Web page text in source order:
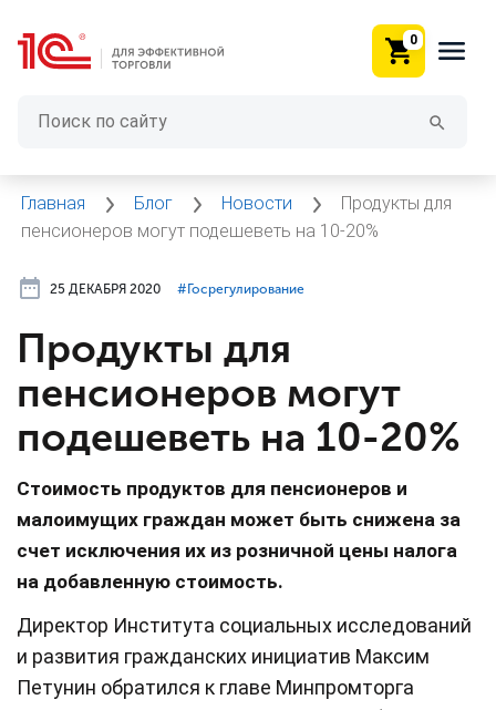
0
Главная Блог Новости
Продукты для
пенсионеров могут подешеветь на 10-20%
25 ДЕКАБРЯ 2020 #⁣Госрегулирование
Продукты для
пенсионеров могут
подешеветь на 10-20%
Стоимость продуктов для пенсионеров и
малоимущих граждан может быть снижена за
счет исключения их из розничной цены налога
на добавленную стоимость.
Директор Института социальных исследований
и развития гражданских инициатив Максим
Петунин обратился к главе Минпромторга